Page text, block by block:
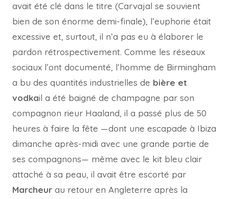
avait été clé dans le titre (Carvajal se souvient
bien de son énorme demi-finale), l’euphorie était
excessive et, surtout, il n’a pas eu à élaborer le
pardon rétrospectivement. Comme les réseaux
sociaux l’ont documenté, l’homme de Birmingham
a bu des quantités industrielles de bière et
vodkail a été baigné de champagne par son
compagnon rieur Haaland, il a passé plus de 50
heures à faire la fête —dont une escapade à Ibiza
dimanche après-midi avec une grande partie de
ses compagnons— même avec le kit bleu clair
attaché à sa peau, il avait être escorté par
Marcheur au retour en Angleterre après la